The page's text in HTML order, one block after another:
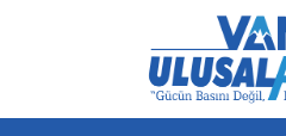
Van Nöbetçi Eczaneler